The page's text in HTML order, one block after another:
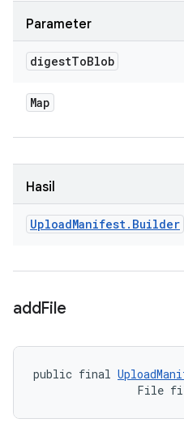
Parameter
digestToBlob
Map
Hasil
UploadManifest. Builder
addFile
public final
File